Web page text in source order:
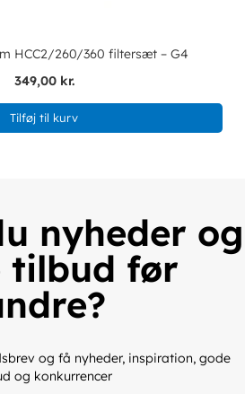
HCC2/260/360 filtersæt – G4
349,00 kr.
Tilføj til kurv
nyheder og
tilbud før
og få nyheder, inspiration, gode
og konkurrencer